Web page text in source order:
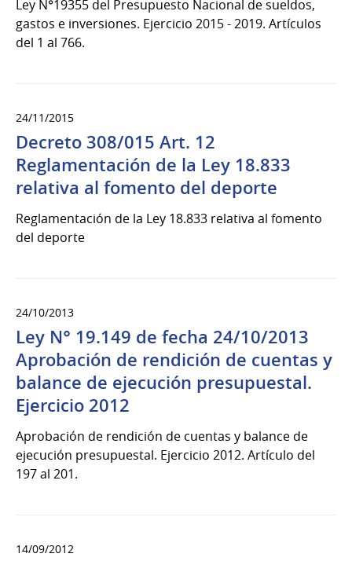
Ley N°19355 del Presupuesto Nacional de sueldos,
gastos e inversiones. Ejercicio 2015 - 2019. Artículos
del 1 al 766.
24/11/2015
Decreto 308/015 Art. 12
Reglamentación de la Ley 18.833
relativa al fomento del deporte
Reglamentación de la Ley 18.833 relativa al fomento
del deporte
24/10/2013
Ley N° 19.149 de fecha 24/10/2013
Aprobación de rendición de cuentas y
balance de ejecución presupuestal.
Ejercicio 2012
Aprobación de rendición de cuentas y balance de
ejecución presupuestal. Ejercicio 2012. Artículo del
197 al 201.
14/09/2012